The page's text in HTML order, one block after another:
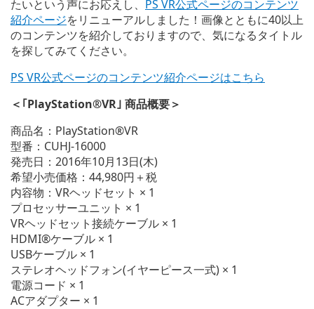
たいという声にお応えし、
PS VR公式ページのコンテンツ
紹介ページをリニューアルしました！画像とともに40以上
のコンテンツを紹介しておりますので、気になるタイトル
を探してみてください。
PS VR公式ページのコンテンツ紹介ページはこちら
＜｢PlayStation®VR｣ 商品概要＞
商品名：PlayStation®VR
型番：CUHJ-16000
発売日：2016年10月13日(木)
希望小売価格：44,980円＋税
内容物：VRヘッドセット × 1
プロセッサーユニット × 1
VRヘッドセット接続ケーブル × 1
HDMI®ケーブル × 1
USBケーブル × 1
ステレオヘッドフォン(イヤーピース一式) × 1
電源コード × 1
ACアダプター × 1